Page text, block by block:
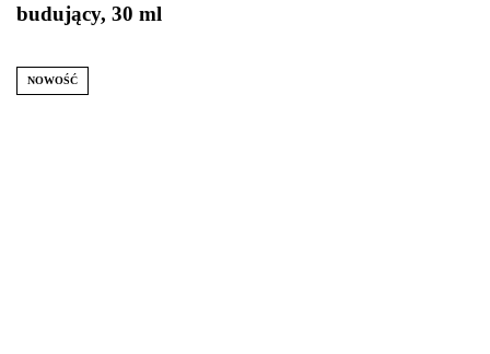
budujący, 30 ml
NOWOŚĆ